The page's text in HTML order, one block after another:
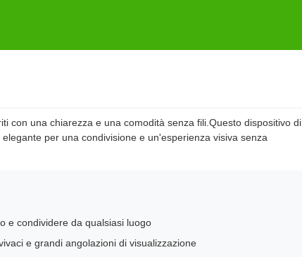
con una chiarezza e una comodità senza fili.Questo dispositivo di
per una condivisione e un'esperienza visiva senza
e condividere da qualsiasi luogo
e grandi angolazioni di visualizzazione